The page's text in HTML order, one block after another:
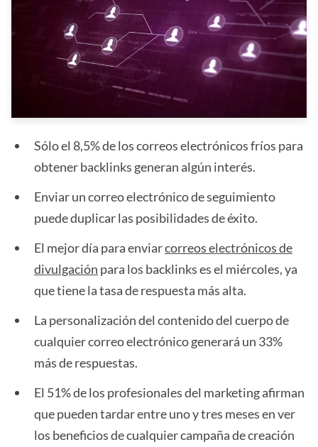
Sólo el 8,5% de los correos electrónicos fríos para
obtener backlinks generan algún interés.
Enviar un correo electrónico de seguimiento
puede duplicar las posibilidades de éxito.
El mejor día para enviarcorreos electrónicos de
divulgación para los backlinks es el miércoles, ya
que tiene la tasa de respuesta más alta.
La personalización del contenido del cuerpo de
cualquier correo electrónico generará un 33%
más de respuestas.
El 51% de los profesionales del marketing afirman
que pueden tardar entre uno y tres meses en ver
los beneficios de cualquier campaña de creación